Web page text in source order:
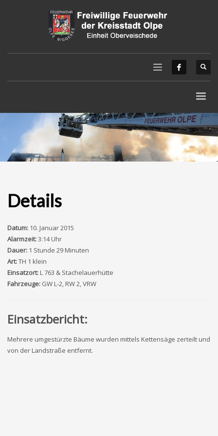
Details
Datum: 10. Januar 2015
Alarmzeit:3:14 Uhr
Dauer: 1 Stunde 29 Minuten
Art:TH 1 klein
Einsatzort:L 763 & Stachelauerhütte
Fahrzeuge: GW L-2, RW 2, VRW
Einsatzbericht:
Mehrere umgestürzte Bäume wurden mittels Kettensäge zerteilt und
von der Landstraße entfernt.